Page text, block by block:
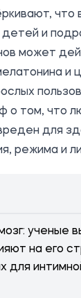
что
и
может
и
о том, что
для
режима и
ученые
на его
для